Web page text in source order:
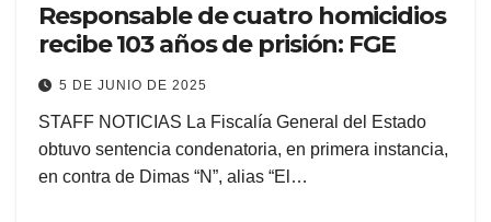
Responsable de cuatro homicidios
recibe 103 años de prisión: FGE
5 DE JUNIO DE 2025
STAFF NOTICIAS La Fiscalía General del Estado
obtuvo sentencia condenatoria, en primera instancia,
en contra de Dimas “N”, alias “El…